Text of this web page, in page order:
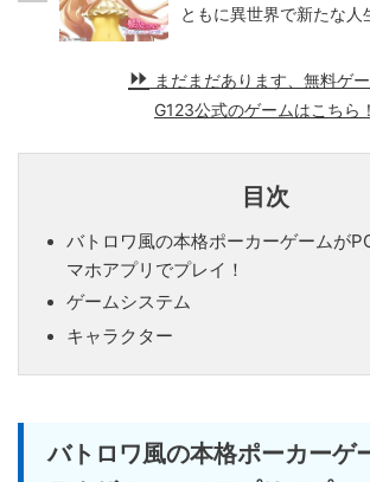
ともに異世界で新たな人
まだまだあります、無料ゲー
G123公式のゲームはこちら！
目次
バトロワ風の本格ポーカーゲームが
マホアプリでプレイ！
ゲームシステム
キャラクター
バトロワ風の本格ポーカーゲ